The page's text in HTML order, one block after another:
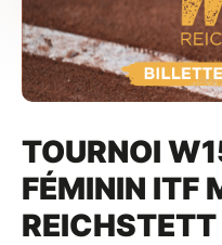
TOURNOI
FÉMININ ITF
REICHSTETT